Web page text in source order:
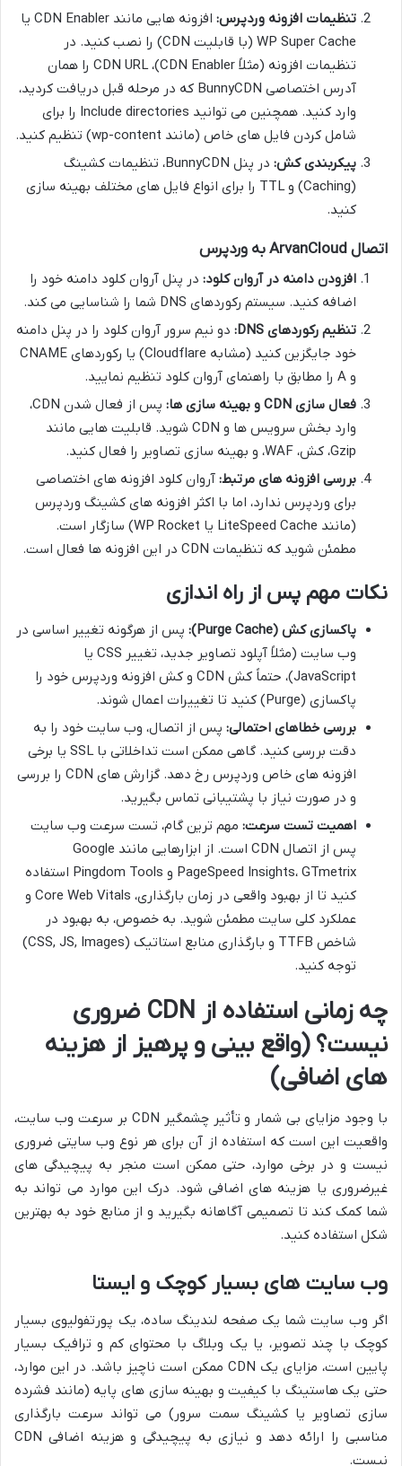
تنظیمات افزونه وردپرس:
افزونه هایی مانند CDN Enabler یا
WP Super Cache (با قابلیت CDN) را نصب کنید. در
تنظیمات افزونه (مثلاً CDN Enabler)، CDN URL را همان
آدرس اختصاصی BunnyCDN که در مرحله قبل دریافت کردید،
وارد کنید. همچنین می توانید Include directories را برای
شامل کردن فایل های خاص (مانند wp-content) تنظیم کنید.
پیکربندی کش:
در پنل BunnyCDN، تنظیمات کشینگ
(Caching) و TTL را برای انواع فایل های مختلف بهینه سازی
کنید.
اتصال ArvanCloud به وردپرس
افزودن دامنه در آروان کلود: در پنل آروان کلود دامنه خود را
اضافه کنید. سیستم رکوردهای DNS شما را شناسایی می کند.
تنظیم رکوردهای DNS:
دو نیم سرور آروان کلود را در پنل دامنه
خود جایگزین کنید (مشابه Cloudflare) یا رکوردهای CNAME
و A را مطابق با راهنمای آروان کلود تنظیم نمایید.
فعال سازی CDN و بهینه سازی ها:
پس از فعال شدن CDN،
وارد بخش سرویس ها و CDN شوید. قابلیت هایی مانند
Gzip، کش، WAF، و بهینه سازی تصاویر را فعال کنید.
بررسی افزونه های مرتبط: آروان کلود افزونه های اختصاصی
برای وردپرس ندارد، اما با اکثر افزونه های کشینگ وردپرس
(مانند LiteSpeed Cache یا WP Rocket) سازگار است.
مطمئن شوید که تنظیمات CDN در این افزونه ها فعال است.
نکات مهم پس از راه اندازی
پاکسازی کش (Purge Cache):
پس از هرگونه تغییر اساسی در
وب سایت (مثلاً آپلود تصاویر جدید، تغییر CSS یا
JavaScript)، حتماً کش CDN و کش افزونه وردپرس خود را
پاکسازی (Purge) کنید تا تغییرات اعمال شوند.
بررسی خطاهای احتمالی: پس از اتصال، وب سایت خود را به
دقت بررسی کنید. گاهی ممکن است تداخلاتی با SSL یا برخی
افزونه های خاص وردپرس رخ دهد. گزارش های CDN را بررسی
و در صورت نیاز با پشتیبانی تماس بگیرید.
اهمیت تست سرعت: مهم ترین گام، تست سرعت وب سایت
پس از اتصال CDN است. از ابزارهایی مانند Google
PageSpeed Insights، GTmetrix و Pingdom Tools استفاده
کنید تا از بهبود واقعی در زمان بارگذاری، Core Web Vitals و
عملکرد کلی سایت مطمئن شوید. به خصوص، به بهبود در
شاخص TTFB و بارگذاری منابع استاتیک (CSS, JS, Images)
توجه کنید.
چه زمانی استفاده از CDN ضروری
نیست؟ (واقع بینی و پرهیز از هزینه
های اضافی)
با وجود مزایای بی شمار و تأثیر چشمگیر CDN بر سرعت وب سایت،
واقعیت این است که استفاده از آن برای هر نوع وب سایتی ضروری
نیست و در برخی موارد، حتی ممکن است منجر به پیچیدگی های
غیرضروری یا هزینه های اضافی شود. درک این موارد می تواند به
شما کمک کند تا تصمیمی آگاهانه بگیرید و از منابع خود به بهترین
شکل استفاده کنید.
وب سایت های بسیار کوچک و ایستا
اگر وب سایت شما یک صفحه لندینگ ساده، یک پورتفولیوی بسیار
کوچک با چند تصویر، یا یک وبلاگ با محتوای کم و ترافیک بسیار
پایین است، مزایای یک CDN ممکن است ناچیز باشد. در این موارد،
حتی یک هاستینگ با کیفیت و بهینه سازی های پایه (مانند فشرده
سازی تصاویر یا کشینگ سمت سرور) می تواند سرعت بارگذاری
مناسبی را ارائه دهد و نیازی به پیچیدگی و هزینه اضافی CDN
نیست.